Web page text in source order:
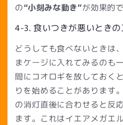
の“小刻みな動き”が効果的で
4-3. 食いつきが悪いときの
どうしても食べないときは
まケージに入れてみるのも
間にコオロギを放しておく
りを始めることがあります
の消灯直後に合わせると反
ます。これはイエアメガエ